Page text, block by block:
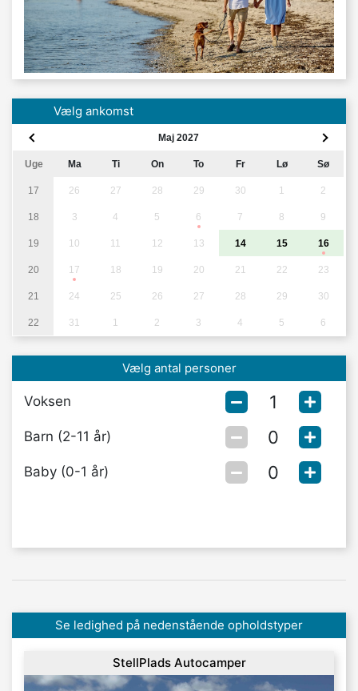
Vælg ankomst
Maj 2027
Uge Ma Ti On To Fr Lø Sø
17 26 27 28 29 30 1 2
18 3 4 5 6 7 8 9
19 10 11 12 13 14 15 16
20 17 18 19 20 21 22 23
21 24 25 26 27 28 29 30
22 31 1 2 3 4 5 6
Vælg antal personer
Voksen
Barn (2-11 år)
Baby (0-1 år)
Se ledighed på nedenstående opholdstyper
StellPlads Autocamper